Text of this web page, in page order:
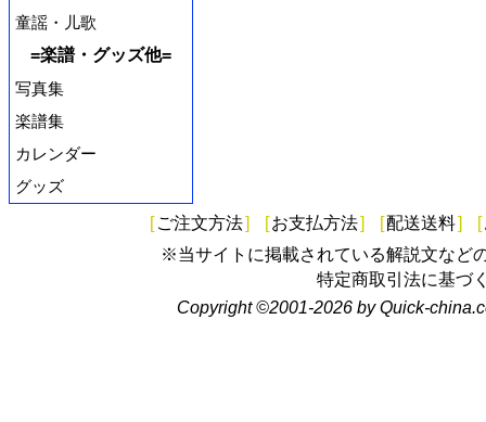
童謡・儿歌
=楽譜・グッズ他=
写真集
楽譜集
カレンダー
グッズ
[ ご注文方法] [お支払方法] [配送送料] [
※当サイトに掲載されている解説文など
特定商取引法に基づ
Copyright ©2001-2026 by Quick-